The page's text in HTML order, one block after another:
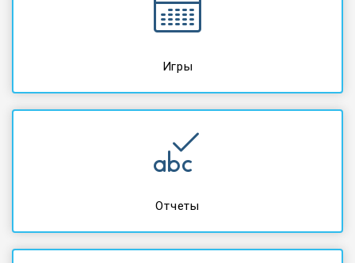
Игры
Отчеты